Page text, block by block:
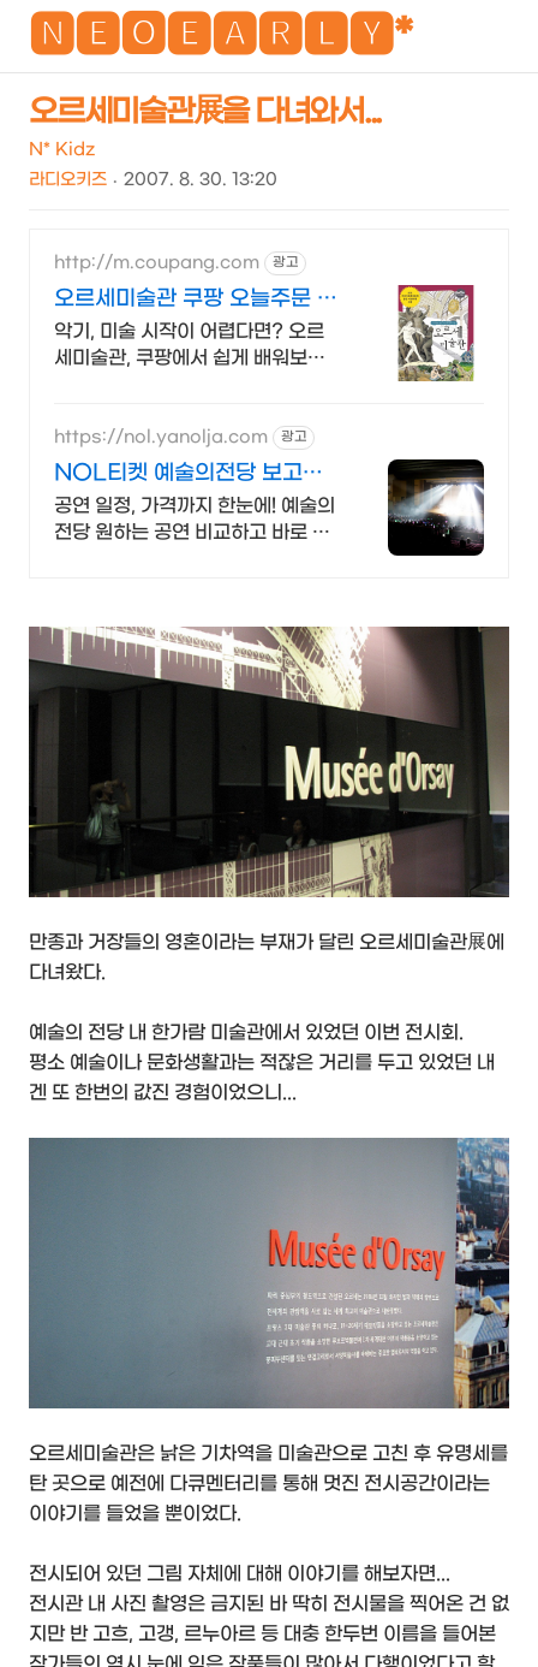
🅽🅴🅾🅴🅰🆁🅻🆈*
오르세미술관展을 다녀와서...
N* Kidz
라디오키즈
2007. 8. 30. 13:20
http://m.coupang.com 광고
오르세미술관 쿠팡 오늘주문 내
일도착 로켓배송
악기, 미술 시작이 어렵다면? 오르
세미술관, 쿠팡에서 쉽게 배워보세
https://nol.yanolja.com 광고
NOL티켓 예술의전당 보고싶
은 공연 NOL할인
공연 일정, 가격까지 한눈에! 예술의
전당 원하는 공연 비교하고 바로 예
만종과 거장들의 영혼이라는 부재가 달린 오르세미술관展에
다녀왔다.
예술의 전당 내 한가람 미술관에서 있었던 이번 전시회.
평소 예술이나 문화생활과는 적잖은 거리를 두고 있었던 내
겐 또 한번의 값진 경험이었으니...
오르세미술관은 낡은 기차역을 미술관으로 고친 후 유명세를
탄 곳으로 예전에 다큐멘터리를 통해 멋진 전시공간이라는
이야기를 들었을 뿐이었다.
전시되어 있던 그림 자체에 대해 이야기를 해보자면...
전시관 내 사진 촬영은 금지된 바 딱히 전시물을 찍어온 건 없
지만 반 고흐, 고갱, 르누아르 등 대충 한두번 이름을 들어본